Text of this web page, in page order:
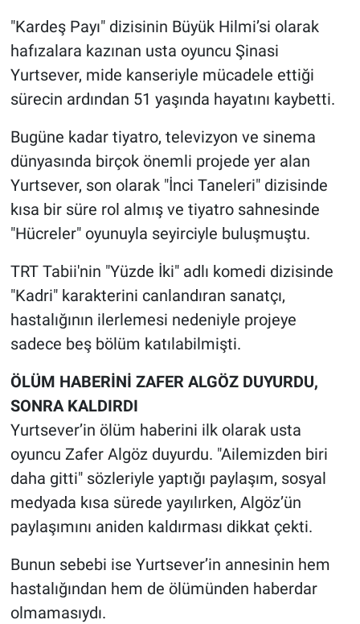
"Kardeş Payı" dizisinin Büyük Hilmi’si olarak
hafızalara kazınan usta oyuncu Şinasi
Yurtsever, mide kanseriyle mücadele ettiği
sürecin ardından 51 yaşında hayatını kaybetti.
Bugüne kadar tiyatro, televizyon ve sinema
dünyasında birçok önemli projede yer alan
Yurtsever, son olarak "İnci Taneleri" dizisinde
kısa bir süre rol almış ve tiyatro sahnesinde
"Hücreler" oyunuyla seyirciyle buluşmuştu.
TRT Tabii'nin "Yüzde İki" adlı komedi dizisinde
"Kadri" karakterini canlandıran sanatçı,
hastalığının ilerlemesi nedeniyle projeye
sadece beş bölüm katılabilmişti.
ÖLÜM HABERİNİ ZAFER ALGÖZ DUYURDU,
SONRA KALDIRDI
Yurtsever’in ölüm haberini ilk olarak usta
oyuncu Zafer Algöz duyurdu. "Ailemizden biri
daha gitti" sözleriyle yaptığı paylaşım, sosyal
medyada kısa sürede yayılırken, Algöz’ün
paylaşımını aniden kaldırması dikkat çekti.
Bunun sebebi ise Yurtsever’in annesinin hem
hastalığından hem de ölümünden haberdar
olmamasıydı.
Gündem Özel
Günün görüntüsü
İlan
Kimdir
Koronavirüs
Ne demişti
Popüler
Programlar
Sağlık
Spor
Teknoloji
Türkiye'nin Geleceği